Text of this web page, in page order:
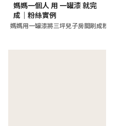
媽媽一個人 用 一罐漆 就完
成｜粉絲實例
媽媽用一罐漆將三坪兒子房間刷成粉藍